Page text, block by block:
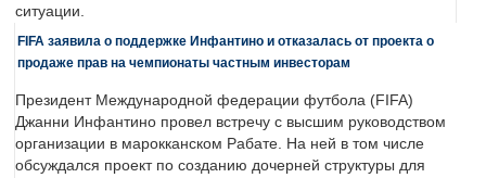
ситуации.
FIFA заявила о поддержке Инфантино и отказалась от проекта о
продаже прав на чемпионаты частным инвесторам
Президент Международной федерации футбола (FIFA)
Джанни Инфантино провел встречу с высшим руководством
организации в марокканском Рабате. На ней в том числе
обсуждался проект по созданию дочерней структуры для